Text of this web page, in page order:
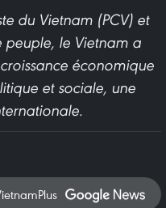
du Vietnam (PCV) et
peuple, le Vietnam a
économique
et sociale, une